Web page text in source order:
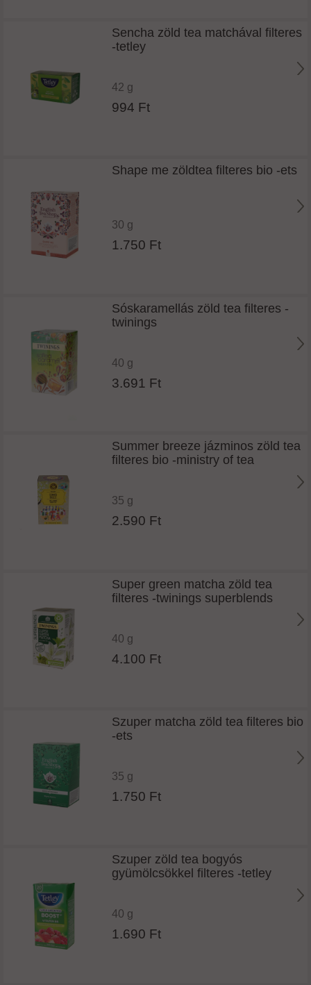
Sencha zöld tea matchával filteres
-tetley
42 g
994 Ft
Shape me zöldtea filteres bio -ets
30 g
1.750 Ft
Sóskaramellás zöld tea filteres -
twinings
40 g
3.691 Ft
Summer breeze jázminos zöld tea
filteres bio -ministry of tea
35 g
2.590 Ft
Super green matcha zöld tea
filteres -twinings superblends
40 g
4.100 Ft
Szuper matcha zöld tea filteres bio
-ets
35 g
1.750 Ft
Szuper zöld tea bogyós
gyümölcsökkel filteres -tetley
40 g
1.690 Ft